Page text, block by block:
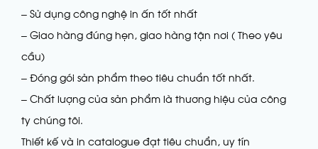
– Sử dụng công nghệ in ấn tốt nhất
– Giao hàng đúng hẹn, giao hàng tận nơi ( Theo yêu
cầu)
– Đóng gói sản phẩm theo tiêu chuẩn tốt nhất.
– Chất lượng của sản phẩm là thương hiệu của công
ty chúng tôi.
Thiết kế và in catalogue đạt tiêu chuẩn, uy tín